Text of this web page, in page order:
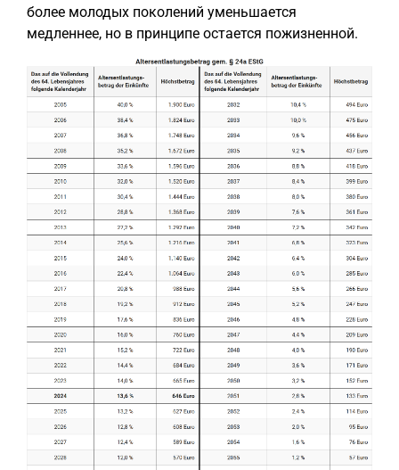
более молодых поколений уменьшается
медленнее, но в принципе остается пожизненной.